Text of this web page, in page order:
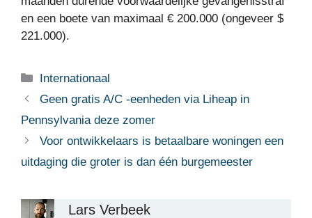
en een boete van maximaal € 200.000 (ongeveer $
221.000).
Categorieën
Internationaal
Geen gratis A/C -eenheden via Liheap in
Pennsylvania deze zomer
Voor ontwikkelaars is betaalbare woningen een
uitdaging die groter is dan één burgemeester
Lars Verbeek